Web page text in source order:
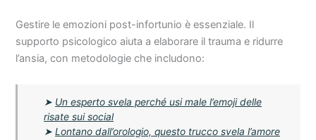
Gestire le emozioni post-infortunio è essenziale. Il
supporto psicologico aiuta a elaborare il trauma e ridurre
l’ansia, con metodologie che includono:
➤ Un esperto svela perché usi male l’emoji delle
risate sui social
➤Lontano dall’orologio, questo trucco svela l’amore